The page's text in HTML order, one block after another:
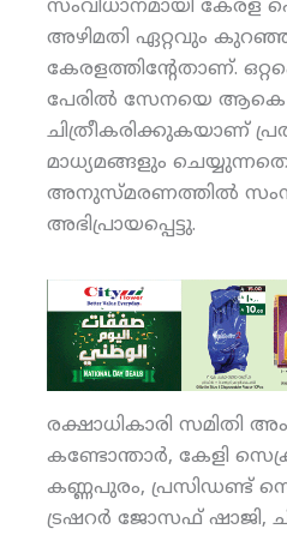
സംവിധാനമായി കേരള
അഴിമതി ഏറ്റവും
കേരളത്തിന്റേതാണ്.
പേരില്‍ സേനയെ ആകെ
ചിത്രീകരിക്കുകയാണ്
മാധ്യമങ്ങളും
അനുസ്മരണത്തില്‍
അഭിപ്രായപ്പെട്ടു.
രക്ഷാധികാരി സമിതി
കണ്ടോന്താര്‍, കേളി
കണ്ണപുരം, പ്രസിഡണ്ട്
ട്രഷറര്‍ ജോസഫ് ഷാജി,